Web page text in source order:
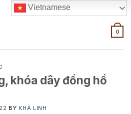
0
khóa dây đồng hồ
BY KHẢ LINH
Vietnamese